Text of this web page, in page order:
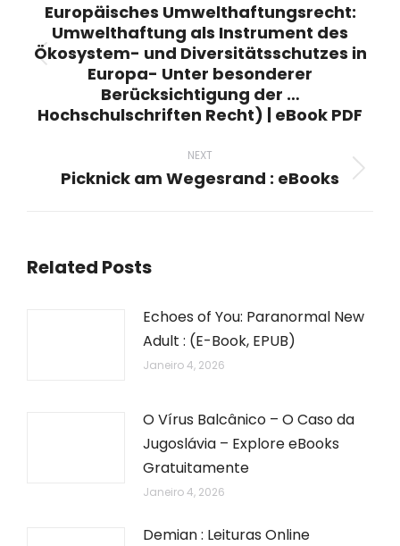
Previous
post:
Europäisches Umwelthaftungsrecht:
Umwelthaftung als Instrument des
Ökosystem- und Diversitätsschutzes in
Europa- Unter besonderer
Berücksichtigung der …
Hochschulschriften Recht) | eBook PDF
NEXT
Next
Picknick am Wegesrand : eBooks
Related Posts
Echoes of You: Paranormal New
Adult : (E-Book, EPUB)
Janeiro 4, 2026
O Vírus Balcânico – O Caso da
Jugoslávia – Explore eBooks
Gratuitamente
Janeiro 4, 2026
Demian : Leituras Online